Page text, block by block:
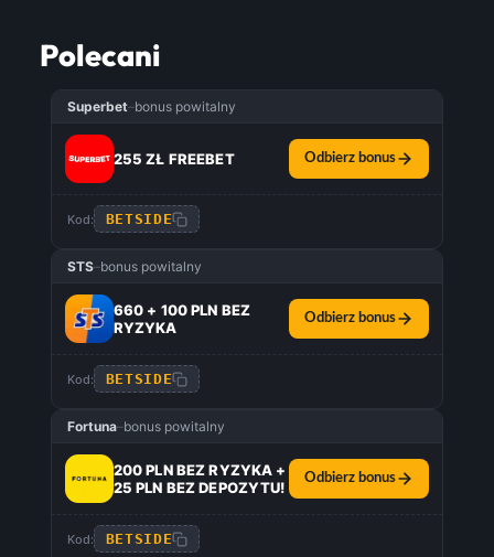
Polecani
Superbet–bonus powitalny
255 ZŁ FREEBET Odbierz bonus
Kod: BETSIDE
STS–bonus powitalny
660 + 100 PLN BEZ
RYZYKA
Odbierz bonus
Kod: BETSIDE
Fortuna–bonus powitalny
200 PLN BEZ RYZYKA +
25 PLN BEZ DEPOZYTU!
Odbierz bonus
Kod: BETSIDE